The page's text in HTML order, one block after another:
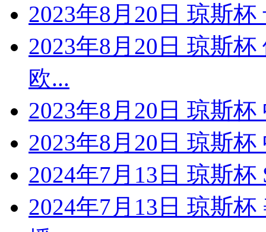
2023年8月20日 琼斯
2023年8月20日 琼斯
欧...
2023年8月20日 琼斯
2023年8月20日 琼斯
2024年7月13日 琼斯
2024年7月13日 琼斯